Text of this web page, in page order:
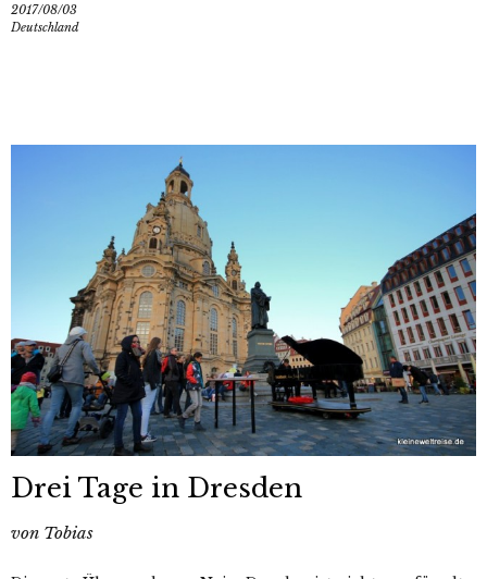
2017/08/03
Deutschland
Drei Tage in Dresden
von Tobias